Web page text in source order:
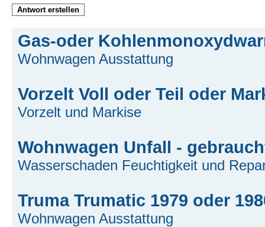
Antwort erstellen
Gas-oder
Wohnwagen Ausstattung
Vorzelt Voll oder Teil oder
Vorzelt und Markise
Wohnwagen Unfall -
Wasserschaden Feuchtigkeit und
Truma Trumatic 1979 oder
Wohnwagen Ausstattung